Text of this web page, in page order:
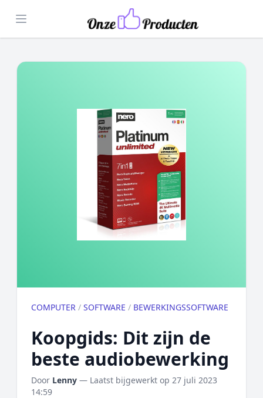
Open menu
COMPUTER / SOFTWARE / BEWERKINGSSOFTWARE
Koopgids: Dit zijn de
beste audiobewerking
Door Lenny — Laatst bijgewerkt op 27 juli 2023
14:59